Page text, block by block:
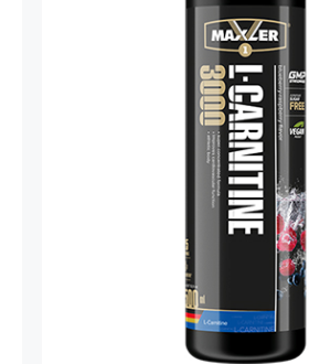
Carnitine Liquid
3000 – 500 ml
Mršavko Svi
1.800,00